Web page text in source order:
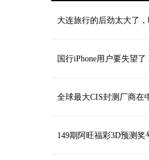
大连旅行的后劲太大了
实感受
国行iPhone用户要失望了
Intelligence暂时无法在中
全球最大CIS封测厂商在
尼、豪威封测CMOS芯片
149期阿旺福彩3D预测奖